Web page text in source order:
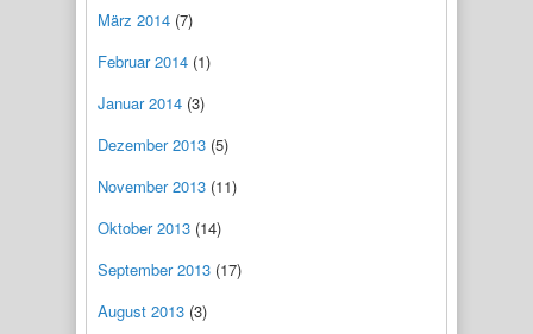
März 2014 (7)
Februar 2014 (1)
Januar 2014 (3)
Dezember 2013 (5)
November 2013 (11)
Oktober 2013 (14)
September 2013 (17)
August 2013 (3)